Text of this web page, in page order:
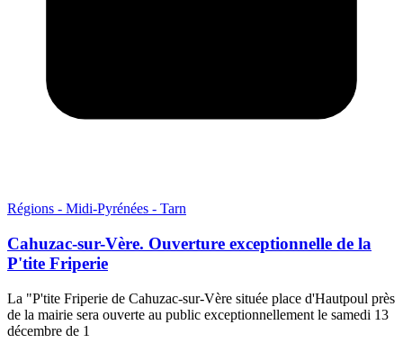
Régions - Midi-Pyrénées - Tarn
Cahuzac-sur-Vère. Ouverture exceptionnelle de la
P'tite Friperie
La "P'tite Friperie de Cahuzac-sur-Vère située place d'Hautpoul près
de la mairie sera ouverte au public exceptionnellement le samedi 13
décembre de 1